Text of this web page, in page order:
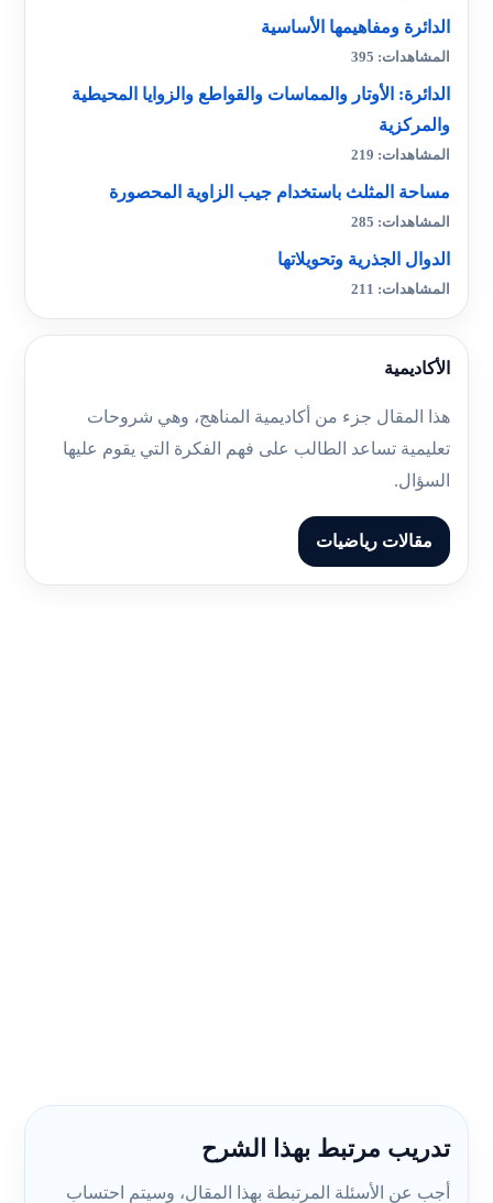
الدائرة ومفاهيمها الأساسية
المشاهدات: 395
الدائرة: الأوتار والمماسات والقواطع والزوايا المحيطية
والمركزية
المشاهدات: 219
مساحة المثلث باستخدام جيب الزاوية المحصورة
المشاهدات: 285
الدوال الجذرية وتحويلاتها
المشاهدات: 211
الأكاديمية
هذا المقال جزء من أكاديمية المناهج، وهي شروحات
تعليمية تساعد الطالب على فهم الفكرة التي يقوم عليها
السؤال.
مقالات رياضيات
تدريب مرتبط بهذا الشرح
أجب عن الأسئلة المرتبطة بهذا المقال، وسيتم احتساب